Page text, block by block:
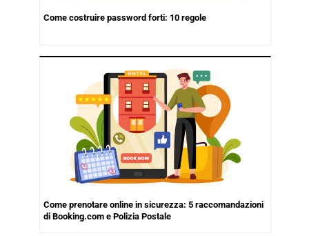
Come costruire password forti: 10 regole
Come prenotare online in sicurezza: 5 raccomandazioni
di Booking.com e Polizia Postale